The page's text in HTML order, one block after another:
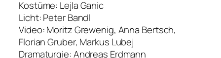
Kostüme: Lejla Ganic
Licht: Peter Bandl
Video: Moritz Grewenig, Anna Bertsch,
Florian Gruber, Markus Lubej
Dramaturgie: Andreas Erdmann